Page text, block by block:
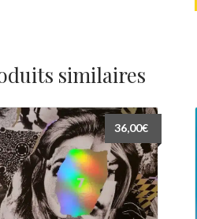
similaires
36,00€